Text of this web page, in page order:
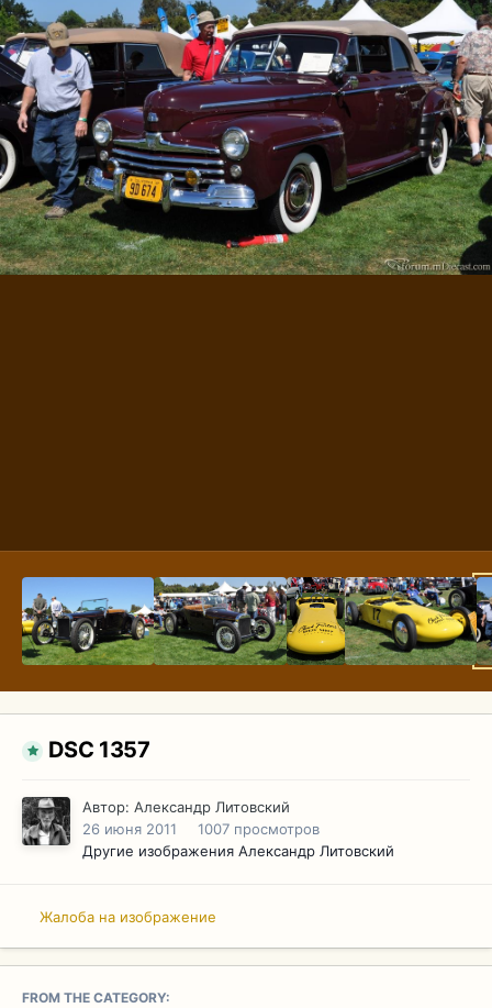
DSC 1357
Автор: Александр Литовский
26 июня 2011
1007 просмотров
Другие изображения Александр Литовский
Жалоба на изображение
FROM THE CATEGORY: